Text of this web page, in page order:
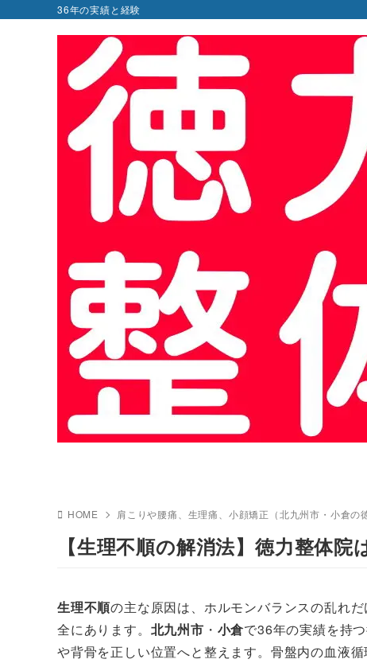
36年の実績と経験
HOME 肩こりや腰痛、生理痛、小顔矯正（北九州市・小倉の
【生理不順の解消法】徳力整体院
生理不順の主な原因は、ホルモンバランスの乱れ
全にあります。 北九州市 ・ 小倉で36年の実績を持
や背骨を正しい位置へと整えます。骨盤内の血液